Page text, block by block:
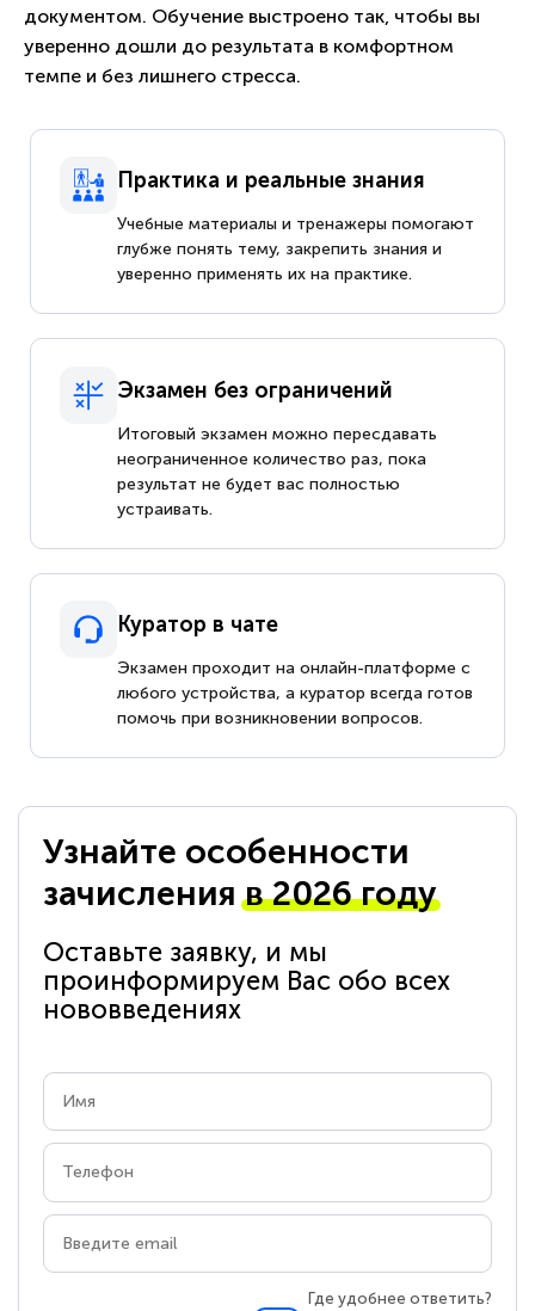
документом. Обучение выстроено так, чтобы вы
уверенно дошли до результата в комфортном
темпе и без лишнего стресса.
Практика и реальные знания
Учебные материалы и тренажеры помогают
глубже понять тему, закрепить знания и
уверенно применять их на практике.
Экзамен без ограничений
Итоговый экзамен можно пересдавать
неограниченное количество раз, пока
результат не будет вас полностью
устраивать.
Куратор в чате
Экзамен проходит на онлайн-платформе с
любого устройства, а куратор всегда готов
помочь при возникновении вопросов.
Узнайте особенности
зачисленияв 2026 году
Оставьте заявку, и мы
проинформируем Вас обо всех
нововведениях
Где удобнее ответить?